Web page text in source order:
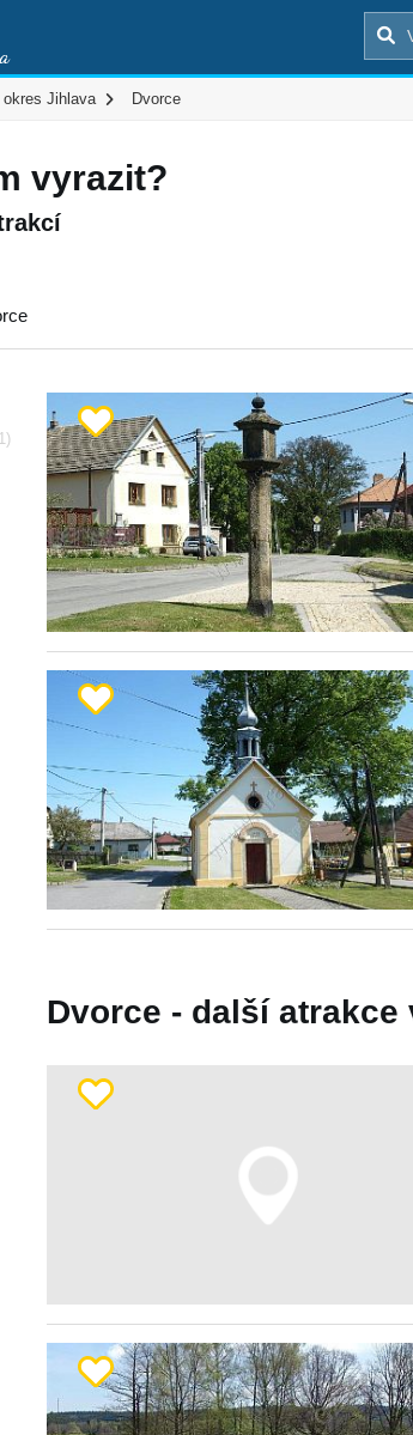
okres Jihlava Dvorce
vyrazit?
Dvorce - další atrakce